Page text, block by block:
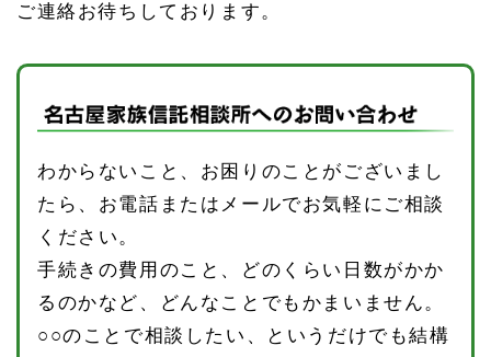
ご連絡お待ちしております。
わからないこと、お困りのことがございまし
たら、お電話またはメールでお気軽にご相談
ください。
手続きの費用のこと、どのくらい日数がかか
るのかなど、どんなことでもかまいません。
○○のことで相談したい、というだけでも結構